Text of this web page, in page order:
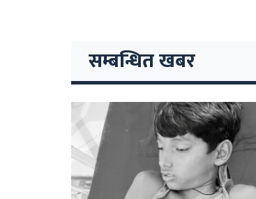
सम्बन्धित खबर